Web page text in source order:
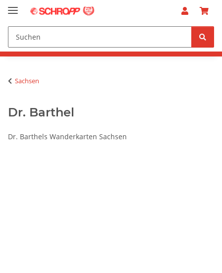
Sachsen
Dr. Barthel
Dr. Barthels Wanderkarten Sachsen